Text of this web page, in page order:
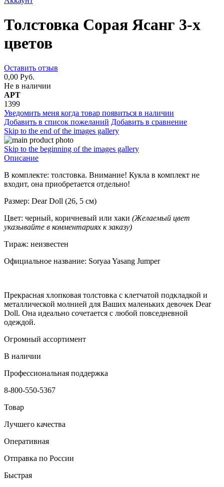
Толстовка Сорая Ясанг 3-х
цветов
Оставить отзыв
0,00 Руб.
Не в наличии
АРТ
1399
Уведомить меня когда товар появиться в наличии
Добавить в список пожеланий Добавить в сравнение
Skip to the end of the images gallery
Skip to the beginning of the images gallery
Описание
В комплекте: толстовка. Внимание! Кукла в комплект не
входит, она приобретается отдельно!
Размер: Dear Doll (26, 5 см)
Цвет: черный, коричневый или хаки (Желаемый цвет
указывайте в комментариях к заказу)
Тираж: неизвестен
Официальное название: Soryaa Yasang Jumper
Прекрасная хлопковая толстовка с клетчатой подкладкой и
металлической молнией для Ваших маленьких девочек Dear
Doll. Она идеально сочетается с любой повседневной
одеждой.
Огромный ассортимент
В наличии
Профессиональная поддержка
8-800-550-5367
Товар
Лучшего качества
Оперативная
Отправка по России
Быстрая